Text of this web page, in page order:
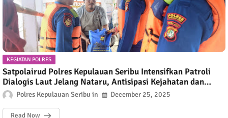
KEGIATAN POLRES
Satpolairud Polres Kepulauan Seribu Intensifkan Patroli
Dialogis Laut Jelang Nataru, Antisipasi Kejahatan dan
Waspada Cuaca Buruk
Polres Kepulauan Seribu December 25, 2025
Read Now